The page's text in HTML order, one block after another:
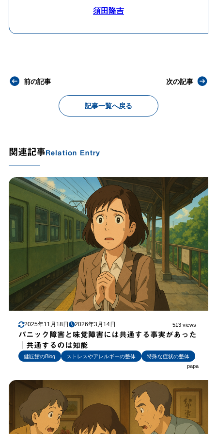
須田隆吉
前の記事
記事一覧へ戻る
次の記事
関連記事Relation Entry
2025年11月18日 2026年3月14日 513 views
パニック障害と味覚障害には共通する事実があった
│共通するのは知能
健匠館のBlog ストレスやアレルギーの整体
特殊な症状の整体
papa